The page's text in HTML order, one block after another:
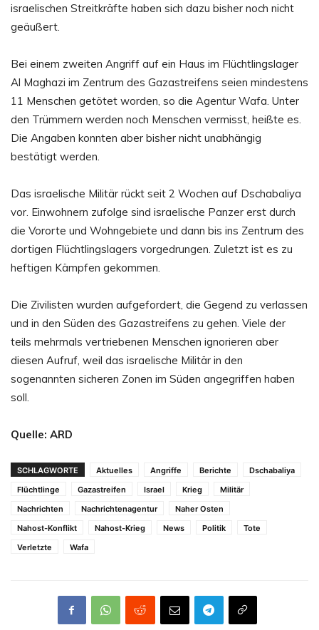
israelischen Streitkräfte haben sich dazu bisher noch nicht
geäußert.
Bei einem zweiten Angriff auf ein Haus im Flüchtlingslager
Al Maghazi im Zentrum des Gazastreifens seien mindestens
11 Menschen getötet worden, so die Agentur Wafa. Unter
den Trümmern werden noch Menschen vermisst, heißte es.
Die Angaben konnten aber bisher nicht unabhängig
bestätigt werden.
Das israelische Militär rückt seit 2 Wochen auf Dschabaliya
vor. Einwohnern zufolge sind israelische Panzer erst durch
die Vororte und Wohngebiete und dann bis ins Zentrum des
dortigen Flüchtlingslagers vorgedrungen. Zuletzt ist es zu
heftigen Kämpfen gekommen.
Die Zivilisten wurden aufgefordert, die Gegend zu verlassen
und in den Süden des Gazastreifens zu gehen. Viele der
teils mehrmals vertriebenen Menschen ignorieren aber
diesen Aufruf, weil das israelische Militär in den
sogenannten sicheren Zonen im Süden angegriffen haben
soll.
Quelle: ARD
SCHLAGWORTE Aktuelles Angriffe Berichte
Dschabaliya
Flüchtlinge
Gazastreifen Israel Krieg
Militär
Nachrichten
Nachrichtenagentur
Naher Osten
Nahost-Konflikt
Nahost-Krieg News Politik
Tote
Verletzte
Wafa